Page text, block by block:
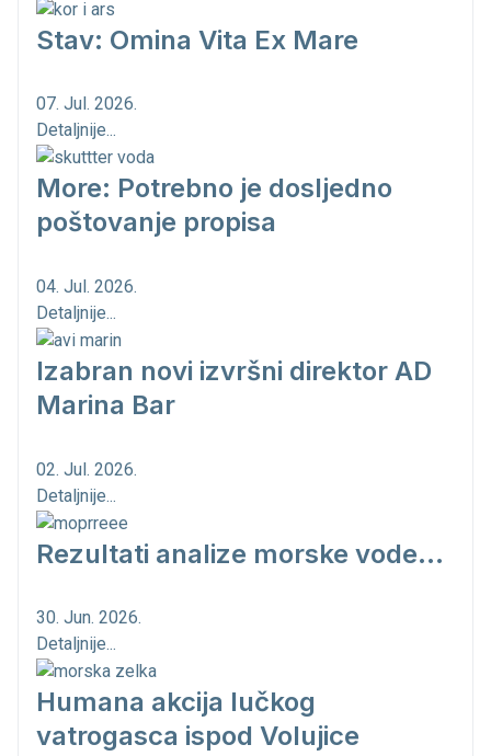
Stav: Omina Vita Ex Mare
07. Jul. 2026.
Detaljnije...
More: Potrebno je dosljedno
poštovanje propisa
04. Jul. 2026.
Detaljnije...
Izabran novi izvršni direktor AD
Marina Bar
02. Jul. 2026.
Detaljnije...
Rezultati analize morske vode...
30. Jun. 2026.
Detaljnije...
Humana akcija lučkog
vatrogasca ispod Volujice